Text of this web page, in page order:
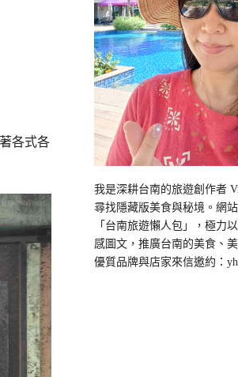
各式各
我是深耕台南的旅遊創作者
尋找隱藏版美食與秘境。網
「台南旅遊懶人包」，極力
感圖文，推廣台南的美食、
優質品牌與店家來信邀約：